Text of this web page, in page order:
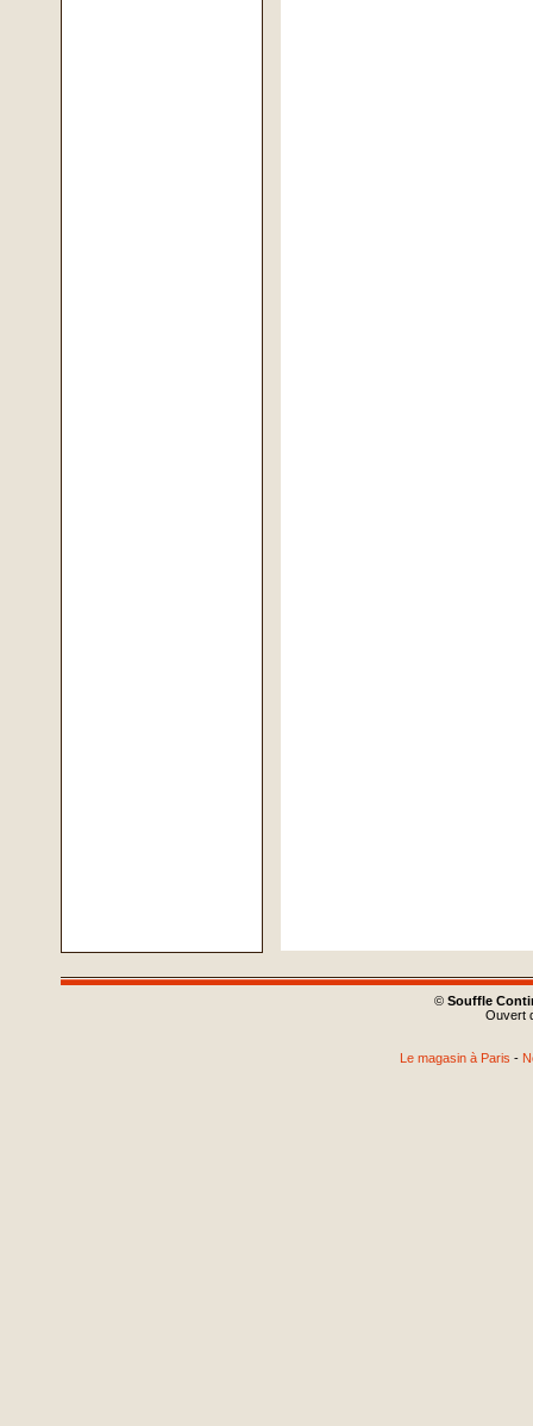
© Souffle
Ouvert
Le magasin à Paris -